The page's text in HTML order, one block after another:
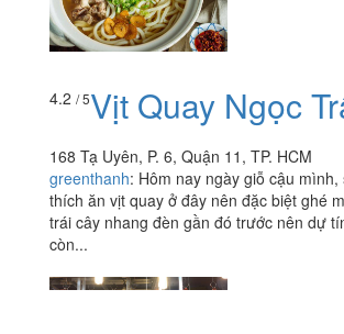
4.2 / 5Vịt Quay Ngọc
168 Tạ Uyên, P. 6, Quận 11, TP. HCM
greenthanh: Hôm nay ngày giỗ cậu mình,
thích ăn vịt quay ở đây nên đặc biệt ghé
trái cây nhang đèn gần đó trước nên dự
còn...